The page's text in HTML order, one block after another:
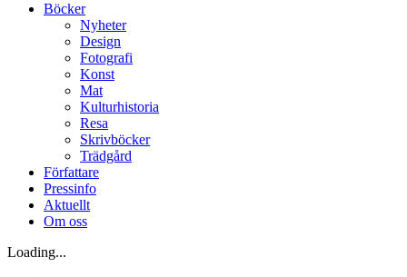
Böcker
Nyheter
Design
Fotografi
Konst
Mat
Kulturhistoria
Resa
Skrivböcker
Trädgård
Författare
Pressinfo
Aktuellt
Om oss
Loading...